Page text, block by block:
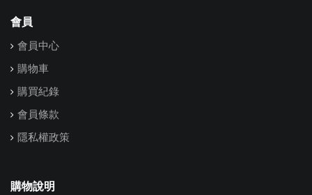
會員
會員中心
購物車
購買紀錄
會員條款
隱私權政策
購物說明